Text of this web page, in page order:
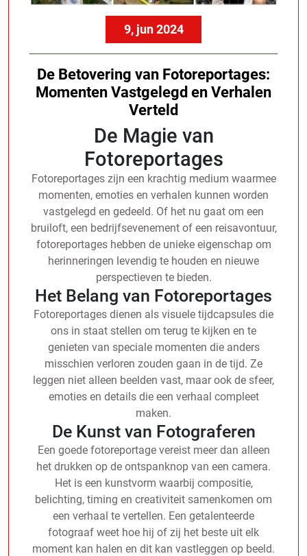
9, jun 2024
De Betovering van Fotoreportages:
Momenten Vastgelegd en Verhalen
Verteld
De Magie van
Fotoreportages
Fotoreportages zijn een krachtig medium waarmee
momenten, emoties en verhalen kunnen worden
vastgelegd en gedeeld. Of het nu gaat om een
bruiloft, een bedrijfsevenement of een reisavontuur,
fotoreportages hebben de unieke eigenschap om
herinneringen levendig te houden en nieuwe
perspectieven te bieden.
Het Belang van Fotoreportages
Fotoreportages dienen als visuele tijdcapsules die
ons in staat stellen om terug te kijken en te
genieten van speciale momenten die anders
misschien verloren zouden gaan in de tijd. Ze
leggen niet alleen beelden vast, maar ook de sfeer,
emoties en details die een verhaal compleet
maken.
De Kunst van Fotograferen
Een goede fotoreportage vereist meer dan alleen
het drukken op de ontspanknop van een camera.
Het is een kunstvorm waarbij compositie,
belichting, timing en creativiteit samenkomen om
een verhaal te vertellen. Een getalenteerde
fotograaf weet hoe hij of zij het beste uit elk
moment kan halen en dit kan vastleggen op beeld.